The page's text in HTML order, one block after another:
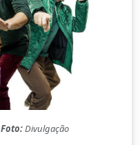
Foto:Divulgação